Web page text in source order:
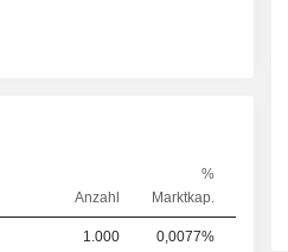
Anzahl
%
Marktkap.
1.000 0,0077%